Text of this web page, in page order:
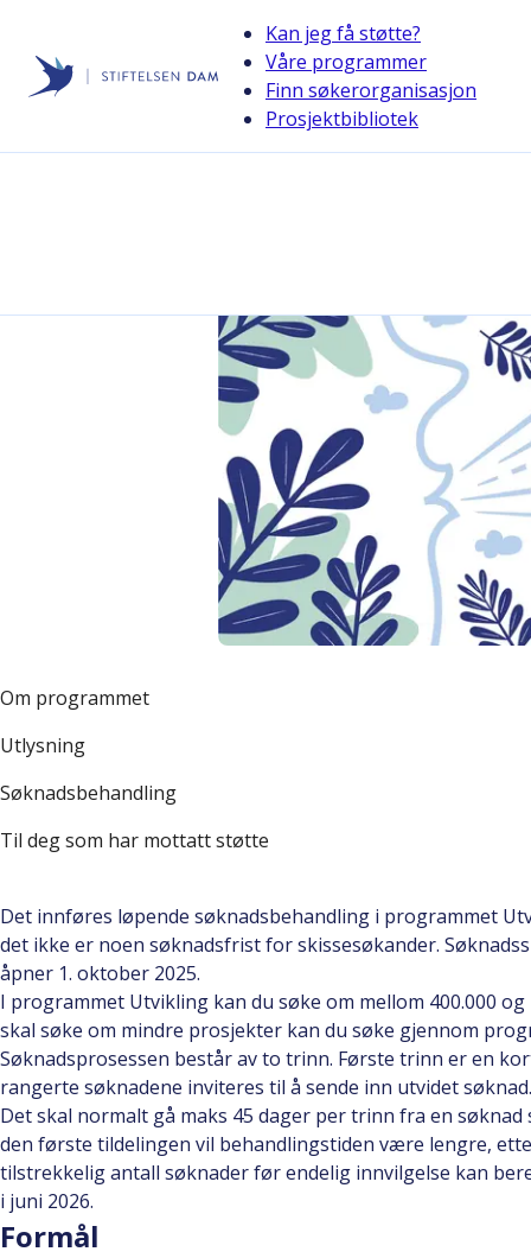
Kan jeg få støtte?
Våre programmer
Finn søkerorganisasjon
Prosjektbibliotek
Om programmet
Utlysning
Søknadsbehandling
Til deg som har mottatt støtte
Det innføres løpende søknadsbehandling i programmet
det ikke er noen søknadsfrist for skissesøkander.
åpner 1. oktober 2025.
I programmet Utvikling kan du søke om mellom 400.000
skal søke om mindre prosjekter kan du søke gjennom
Søknadsprosessen består av to trinn. Første trinn er en
rangerte søknadene inviteres til å sende inn utvidet søknad.
Det skal normalt gå maks 45 dager per trinn fra en søknad
den første tildelingen vil behandlingstiden være lengre,
tilstrekkelig antall søknader før endelig innvilgelse kan
i juni 2026.
Formål